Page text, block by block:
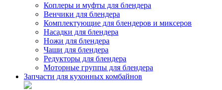
Коплеры и муфты для блендера
Венчики для блендера
Комплектующие для блендеров и миксеров
Насадки для блендера
Ножи для блендера
Чаши для блендера
Редукторы для блендера
Моторные группы для блендера
Запчасти для кухонных комбайнов